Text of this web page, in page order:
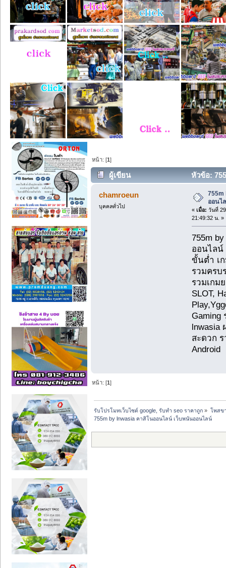
หน้า: [1]
ผู้เขียน
หัวข้อ:
ออนไลน์ (อ่าน 1285 ครั้ง)
chamroeun
บุคคลทั่วไป
755m
ออนไ
« เมื่อ: วันที่
21:49:32 น. »
755m
ออนไลน์
ขั้นต่ำ เ
รวมครบ
รวมเกม
SLOT,
Gaming
lnwasia
สะดวก
Android
หน้า: [1]
รับโปรโมทเว็บไซต์ google, รับทำ seo ราคาถูก » โพสข
755m by lnwasia คาสิโนออนไลน์ เว็บพนันออนไลน์